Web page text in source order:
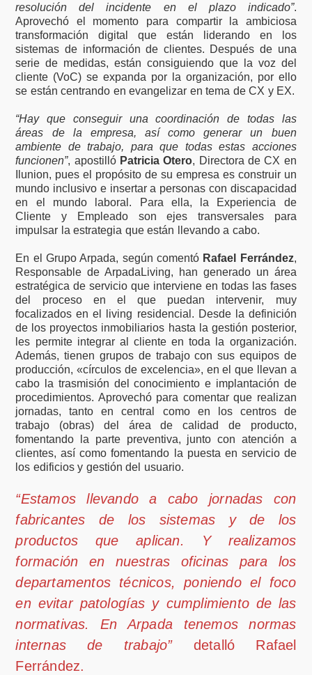
resolución del incidente en el plazo indicado”.
Aprovechó el momento para compartir la ambiciosa
transformación digital que están liderando en los
sistemas de información de clientes. Después de una
serie de medidas, están consiguiendo que la voz del
cliente (VoC) se expanda por la organización, por ello
se están centrando en evangelizar en tema de CX y EX.
“Hay que conseguir una coordinación de todas las
áreas de la empresa, así como generar un buen
ambiente de trabajo, para que todas estas acciones
funcionen”, apostilló Patricia Otero, Directora de CX en
Ilunion, pues el propósito de su empresa es construir un
mundo inclusivo e insertar a personas con discapacidad
en el mundo laboral. Para ella, la Experiencia de
Cliente y Empleado son ejes transversales para
impulsar la estrategia que están llevando a cabo.
En el Grupo Arpada, según comentó Rafael Ferrández,
Responsable de ArpadaLiving, han generado un área
estratégica de servicio que interviene en todas las fases
del proceso en el que puedan intervenir, muy
focalizados en el living residencial. Desde la definición
de los proyectos inmobiliarios hasta la gestión posterior,
les permite integrar al cliente en toda la organización.
Además, tienen grupos de trabajo con sus equipos de
producción, «círculos de excelencia», en el que llevan a
cabo la trasmisión del conocimiento e implantación de
procedimientos. Aprovechó para comentar que realizan
jornadas, tanto en central como en los centros de
trabajo (obras) del área de calidad de producto,
fomentando la parte preventiva, junto con atención a
clientes, así como fomentando la puesta en servicio de
los edificios y gestión del usuario.
“Estamos llevando a cabo jornadas con
fabricantes de los sistemas y de los
productos que aplican. Y realizamos
formación en nuestras oficinas para los
departamentos técnicos, poniendo el foco
en evitar patologías y cumplimiento de las
normativas. En Arpada tenemos normas
internas de trabajo”detalló Rafael
Ferrández.